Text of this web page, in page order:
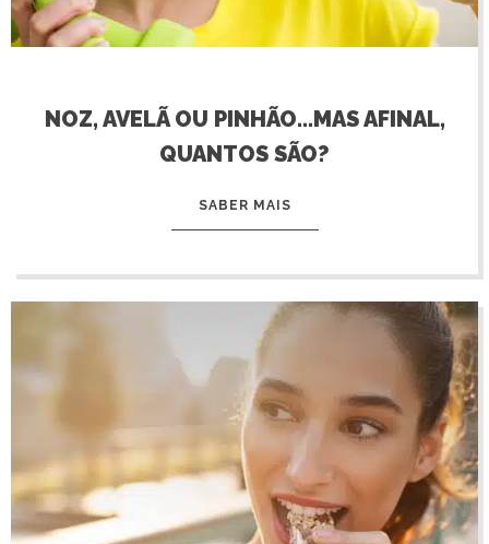
NOZ, AVELÃ OU PINHÃO…MAS AFINAL,
QUANTOS SÃO?
SABER MAIS